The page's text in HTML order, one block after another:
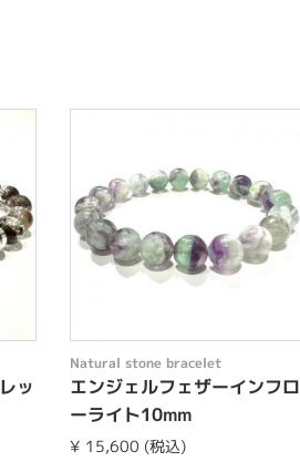
ッ
Natural stone bracelet
エンジェルフェザーインフロ
ーライト10mm
¥ 15,600 (税込)